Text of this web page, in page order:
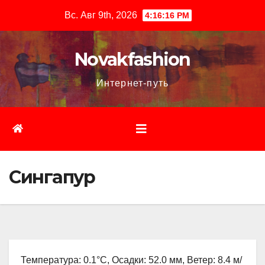
содержимому
Вс. Авг 9th, 2026 4:16:17 PM
Novakfashion
Интернет-путь
Сингапур
Температура: 0.1°C, Осадки: 52.0 мм, Ветер: 8.4 м/